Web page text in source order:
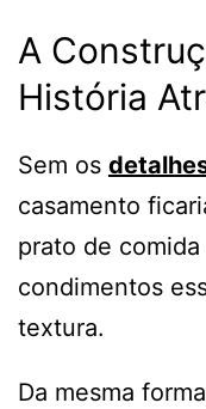
A
História
Sem os
casamento
prato de
condimentos
textura.
Da mesma